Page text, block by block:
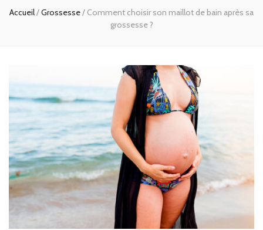
Accueil/Grossesse/ Comment choisir son maillot de bain après sa
grossesse ?